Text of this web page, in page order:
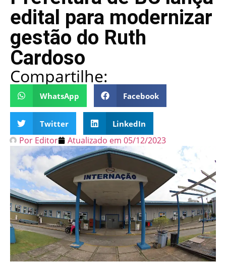
edital para modernizar
gestão do Ruth
Cardoso
Compartilhe:
WhatsApp Facebook
Twitter LinkedIn
Por Editor Atualizado em 05/12/2023